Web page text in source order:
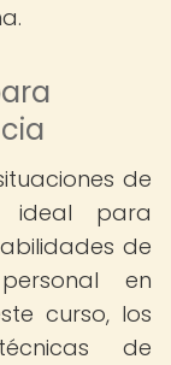
de
ideal para
de
en
curso, los
de